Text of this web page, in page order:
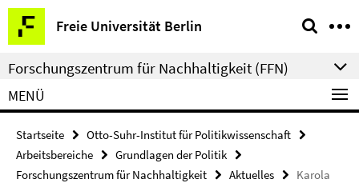
Springe
direkt
zu
Inhalt
Freie Universität Berlin
Service-
Navigation
Forschungszentrum für Nachhaltigkeit (FFN)
MENÜ
Startseite
Otto-Suhr-Institut für Politikwissenschaft
Arbeitsbereiche
Grundlagen der Politik
Forschungszentrum für Nachhaltigkeit
Aktuelles
Karola